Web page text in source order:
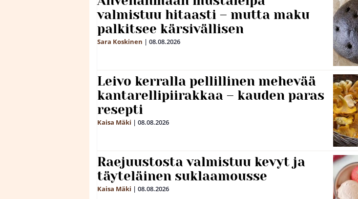
valmistuu hitaasti – mutta maku
palkitsee kärsivällisen
Sara Koskinen | 08.08.2026
Leivo kerralla pellillinen mehevää
kantarellipiirakkaa – kauden paras
resepti
Kaisa Mäki | 08.08.2026
Raejuustosta valmistuu kevyt ja
täyteläinen suklaamousse
Kaisa Mäki | 08.08.2026